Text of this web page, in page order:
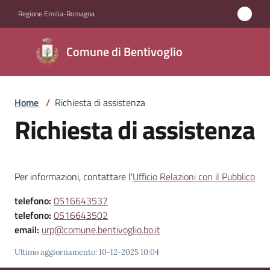
Regione Emilia-Romagna
Comune di Bentivoglio
Comune di
Bentivoglio
Amministrazione
Novità
Servizi
Vivere
Bentivoglio
Home / Richiesta di assistenza
Richiesta di assistenza
Per informazioni, contattare l'Ufficio Relazioni con il Pubblico
telefono: 0516643537
telefono: 0516643502
email: urp@comune.bentivoglio.bo.it
Ultimo aggiornamento:10-12-2025 10:04